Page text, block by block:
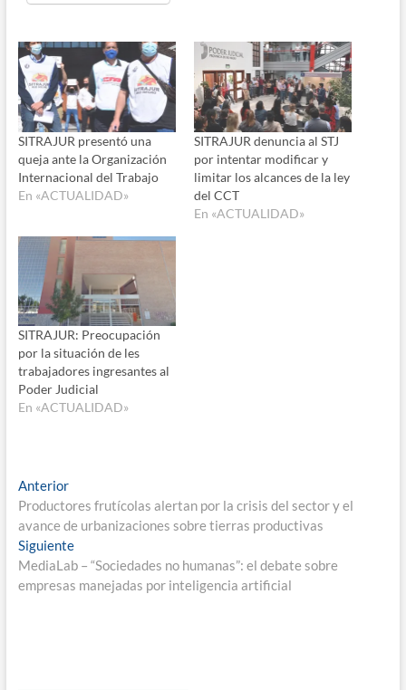
SITRAJUR presentó una
queja ante la Organización
Internacional del Trabajo
En «ACTUALIDAD»
SITRAJUR denuncia al STJ
por intentar modificar y
limitar los alcances de la ley
del CCT
En «ACTUALIDAD»
SITRAJUR: Preocupación
por la situación de les
trabajadores ingresantes al
Poder Judicial
En «ACTUALIDAD»
Navegación
de
entradas
AnteriorEntrada
anterior:
Productores frutícolas alertan por la crisis del sector y el
avance de urbanizaciones sobre tierras productivas
SiguienteEntrada
siguiente:
MediaLab – “Sociedades no humanas”: el debate sobre
empresas manejadas por inteligencia artificial